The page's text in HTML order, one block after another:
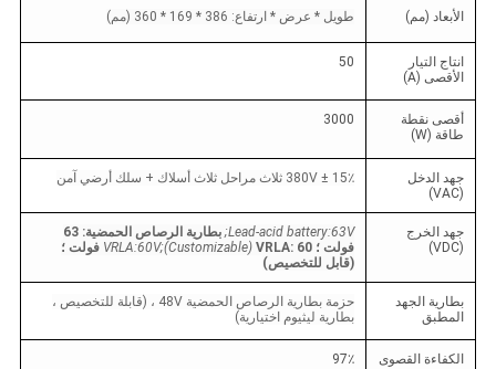
الأبعاد (مم) طويل * عرض * ارتفاع: 386 * 169 * 360 (مم)
انتاج التيار
الأقصى (A)
50
أقصى نقطة
طاقة (W)
3000
جهد الدخل
(VAC)
380V ± 15٪ ثلاث مراحل ثلاث أسلاك + سلك أرضي آمن
جهد الخرج
(VDC)
Lead-acid battery:63V;
بطارية الرصاص الحمضية: 63
فولت ؛
VRLA:60V;(Customizable) VRLA: 60 فولت ؛
(قابل للتخصيص)
بطارية الجهد
المطبق
حزمة بطارية الرصاص الحمضية 48V ، (قابلة للتخصيص ،
بطارية ليثيوم اختيارية)
الكفاءة القصوى 97٪